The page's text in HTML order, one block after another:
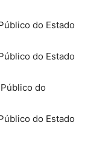
do Estado
do Estado
do
do Estado